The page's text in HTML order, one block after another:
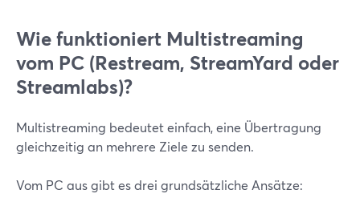
Wie funktioniert Multistreaming
vom PC (Restream, StreamYard oder
Streamlabs)?
Multistreaming bedeutet einfach, eine Übertragung
gleichzeitig an mehrere Ziele zu senden.
Vom PC aus gibt es drei grundsätzliche Ansätze: